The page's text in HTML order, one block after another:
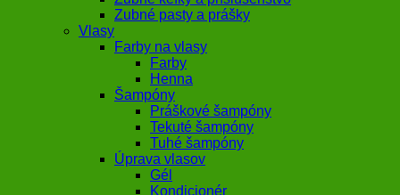
Zubné pasty a prášky
Vlasy
Farby na vlasy
Farby
Henna
Šampóny
Práškové šampóny
Tekuté šampóny
Tuhé šampóny
Úprava vlasov
Gél
Kondicionér